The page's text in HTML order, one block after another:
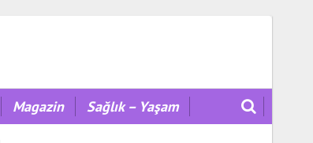
Magazin Sağlık – Yaşam